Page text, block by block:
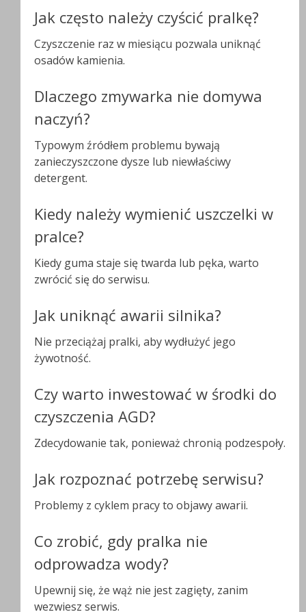
Jak często należy czyścić pralkę?
Czyszczenie raz w miesiącu pozwala uniknąć
osadów kamienia.
Dlaczego zmywarka nie domywa
naczyń?
Typowym źródłem problemu bywają
zanieczyszczone dysze lub niewłaściwy
detergent.
Kiedy należy wymienić uszczelki w
pralce?
Kiedy guma staje się twarda lub pęka, warto
zwrócić się do serwisu.
Jak uniknąć awarii silnika?
Nie przeciążaj pralki, aby wydłużyć jego
żywotność.
Czy warto inwestować w środki do
czyszczenia AGD?
Zdecydowanie tak, ponieważ chronią podzespoły.
Jak rozpoznać potrzebę serwisu?
Problemy z cyklem pracy to objawy awarii.
Co zrobić, gdy pralka nie
odprowadza wody?
Upewnij się, że wąż nie jest zagięty, zanim
wezwiesz serwis.